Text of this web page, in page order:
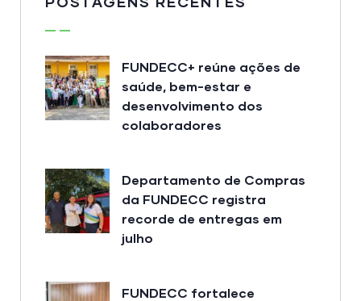
FUNDECC+ reúne ações de
saúde, bem-estar e
desenvolvimento dos
colaboradores
Departamento de Compras
da FUNDECC registra
recorde de entregas em
julho
FUNDECC fortalece